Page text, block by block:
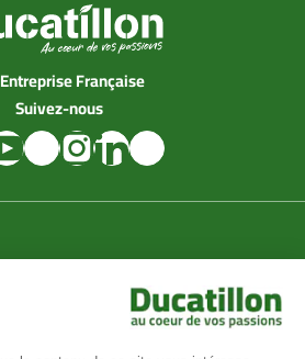
Entreprise Française
Suivez-nous